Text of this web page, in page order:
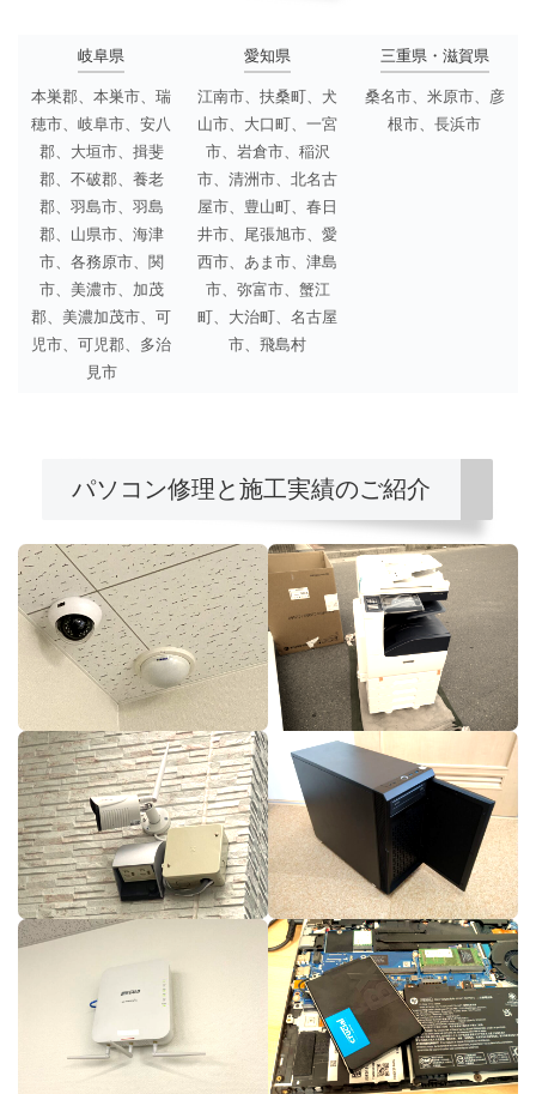
岐阜県
本巣郡、本巣市、瑞
穂市、岐阜市、安八
郡、大垣市、揖斐
郡、不破郡、養老
郡、羽島市、羽島
郡、山県市、海津
市、各務原市、関
市、美濃市、加茂
郡、美濃加茂市、可
児市、可児郡、多治
見市
愛知県
江南市、扶桑町、犬
山市、大口町、一宮
市、岩倉市、稲沢
市、清洲市、北名古
屋市、豊山町、春日
井市、尾張旭市、愛
西市、あま市、津島
市、弥富市、蟹江
町、大治町、名古屋
市、飛島村
三重県・滋賀県
桑名市、米原市、彦
根市、長浜市
パソコン修理と施工実績のご紹介